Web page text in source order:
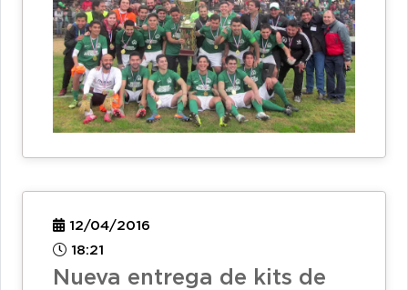
12/04/2016
18:21
Nueva entrega de kits de